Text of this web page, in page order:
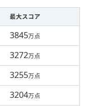
最大スコア
3845万点
3272万点
3255万点
3204万点